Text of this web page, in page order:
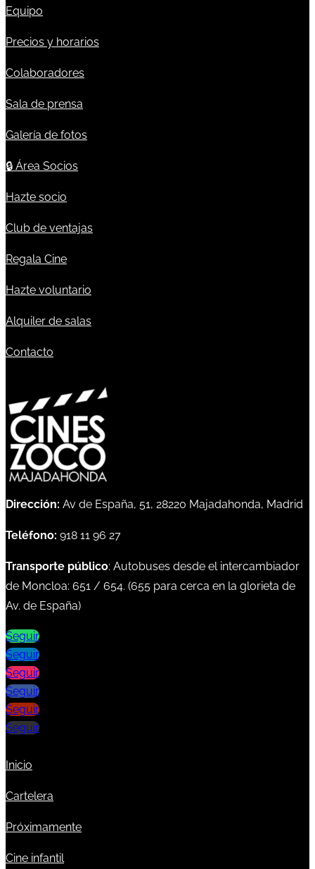
Equipo
Precios y horarios
Colaboradores
Sala de prensa
Galería de fotos
🔒 Área Socios
Hazte socio
Club de ventajas
Regala Cine
Hazte voluntario
Alquiler de salas
Contacto
Dirección: Av de España, 51, 28220 Majadahonda, Madrid
Teléfono: 918 11 96 27
Transporte público: Autobuses desde el intercambiador
de Moncloa: 651 / 654. (655 para cerca en la glorieta de
Av. de España)
Seguir
Seguir
Seguir
Seguir
Seguir
Seguir
Inicio
Cartelera
Próximamente
Cine infantil